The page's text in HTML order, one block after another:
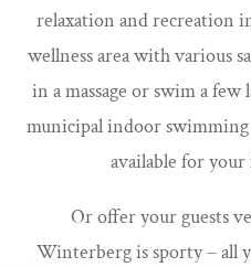
relaxation and recreation
wellness area with various
in a massage or swim a
municipal indoor swimming
available for
Or offer your guests
Winterberg is sporty – all